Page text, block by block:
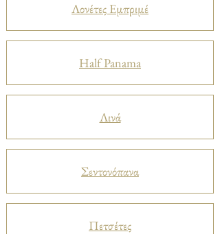
Λονέτες Εμπριμέ
Half Panama
Λινά
Σεντονόπανα
Πετσέτες